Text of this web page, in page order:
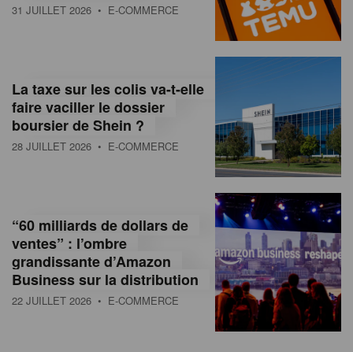
31 JUILLET 2026 • E-COMMERCE
La taxe sur les colis va-t-elle
faire vaciller le dossier
boursier de Shein ?
28 JUILLET 2026 • E-COMMERCE
“60 milliards de dollars de
ventes” : l’ombre
grandissante d’Amazon
Business sur la distribution
22 JUILLET 2026 • E-COMMERCE